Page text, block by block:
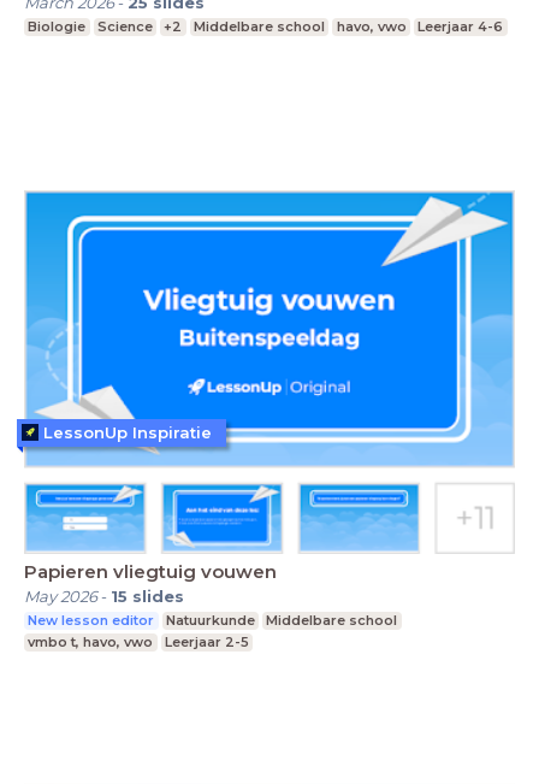
Biologie Science +2 Middelbare school havo, vwo Leerjaar 4-6
Papieren vliegtuig vouwen
May 2026- 15 slides
New lesson editor Natuurkunde
Middelbare school
vmbo t, havo, vwo
Leerjaar 2-5
LessonUp Inspiratie